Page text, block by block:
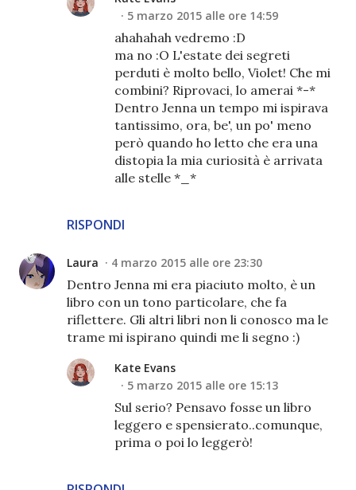
RISPONDI
5 marzo 2015 alle ore 14:59
ahahahah vedremo :D
ma no :O L'estate dei segreti
perduti è molto bello, Violet! Che mi
combini? Riprovaci, lo amerai *-*
Dentro Jenna un tempo mi ispirava
tantissimo, ora, be', un po' meno
però quando ho letto che era una
distopia la mia curiosità è arrivata
alle stelle *_*
Laura 4 marzo 2015 alle ore 23:30
Dentro Jenna mi era piaciuto molto, è un
libro con un tono particolare, che fa
riflettere. Gli altri libri non li conosco ma le
trame mi ispirano quindi me li segno :)
Kate Evans
5 marzo 2015 alle ore 15:13
Sul serio? Pensavo fosse un libro
leggero e spensierato..comunque,
prima o poi lo leggerò!